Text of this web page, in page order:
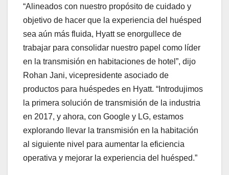
“Alineados con nuestro propósito de cuidado y
objetivo de hacer que la experiencia del huésped
sea aún más fluida, Hyatt se enorgullece de
trabajar para consolidar nuestro papel como líder
en la transmisión en habitaciones de hotel”, dijo
Rohan Jani, vicepresidente asociado de
productos para huéspedes en Hyatt. “Introdujimos
la primera solución de transmisión de la industria
en 2017, y ahora, con Google y LG, estamos
explorando llevar la transmisión en la habitación
al siguiente nivel para aumentar la eficiencia
operativa y mejorar la experiencia del huésped.”